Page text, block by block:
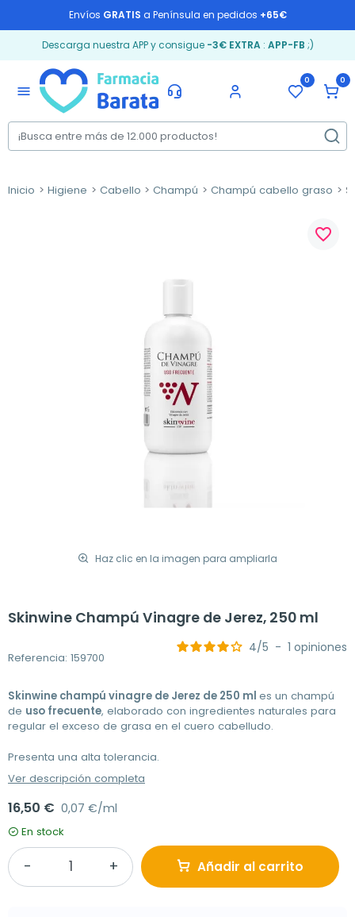
Envíos GRATIS a Península en pedidos +65€
Descarga nuestra APP y consigue -3€ EXTRA: APP-FB ;)
menu
0 0
Inicio Higiene Cabello Champú Champú cabello graso
Haz clic en la imagen para ampliarla
favorite_border
Skinwine Champú Vinagre de Jerez, 250 ml
Referencia: 159700
4/5 - 1 opiniones
Skinwine champú vinagre de Jerez de 250 ml es un champú
de uso frecuente, elaborado con ingredientes naturales para
regular el exceso de grasa en el cuero cabelludo.
Presenta una alta tolerancia.
Ver descripción completa
16,50 € 0,07 €/ml
En stock
Añadir al carrito